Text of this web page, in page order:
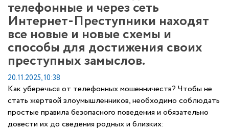
телефонные и через сеть
Интернет-Преступники находят
все новые и новые схемы и
способы для достижения своих
преступных замыслов.
20.11.2025, 10:38
Как уберечься от телефонных мошенничеств? Чтобы не
стать жертвой злоумышленников, необходимо соблюдать
простые правила безопасного поведения и обязательно
довести их до сведения родных и близких: